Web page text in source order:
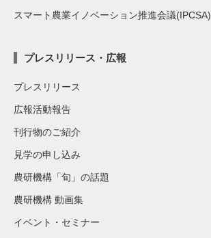
スマート農業イノベーション推進会議(IPCSA)
プレスリリース・広報
プレスリリース
広報活動報告
刊行物のご紹介
見学の申し込み
農研機構「旬」の話題
農研機構 動画集
イベント・セミナー